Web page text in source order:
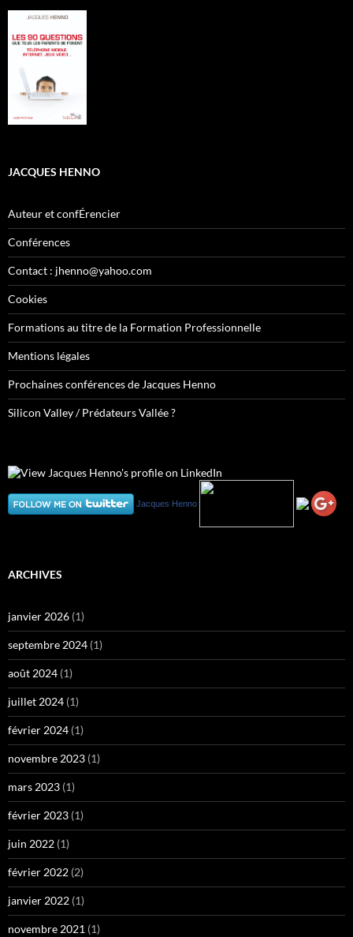
JACQUES HENNO
Auteur et confÉrencier
Conférences
Contact : jhenno@yahoo.com
Cookies
Formations au titre de la Formation Professionnelle
Mentions légales
Prochaines conférences de Jacques Henno
Silicon Valley / Prédateurs Vallée ?
Jacques Henno
ARCHIVES
janvier 2026 (1)
septembre 2024 (1)
août 2024 (1)
juillet 2024 (1)
février 2024 (1)
novembre 2023 (1)
mars 2023 (1)
février 2023 (1)
juin 2022 (1)
février 2022 (2)
janvier 2022 (1)
novembre 2021 (1)